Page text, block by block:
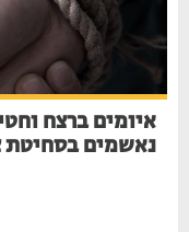
איומים ברצח
נאשמים בסחיטת